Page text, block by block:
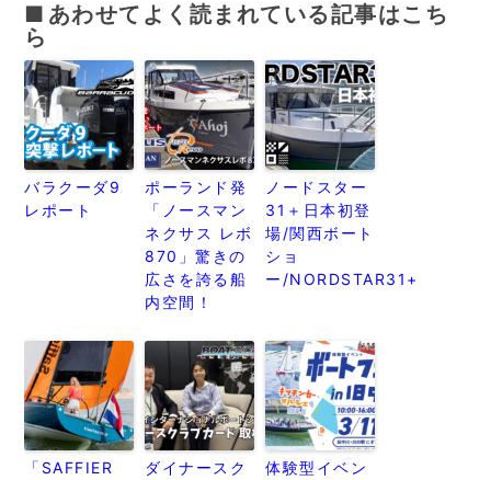
あわせてよく読まれている記事はこち
ら
バラクーダ9
レポート
ポーランド発
「ノースマン
ネクサス レボ
870」驚きの
広さを誇る船
内空間！
ノードスター
31＋日本初登
場/関西ボート
ショ
ー/NORDSTAR31+
「SAFFIER
ダイナースク
体験型イベン